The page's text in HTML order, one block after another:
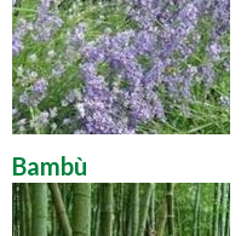
Bambù